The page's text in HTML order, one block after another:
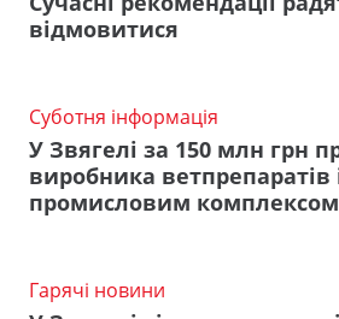
відмовитися
Суботня інформація
У Звягелі за 150 млн грн
виробника
промисловим комплексом
Гарячі новини